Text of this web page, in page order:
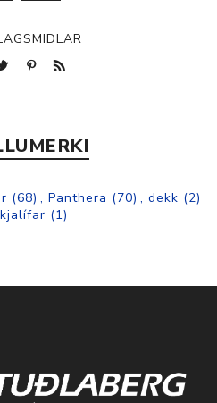
(68) , Panthera (70) , dekk (2)
(1)